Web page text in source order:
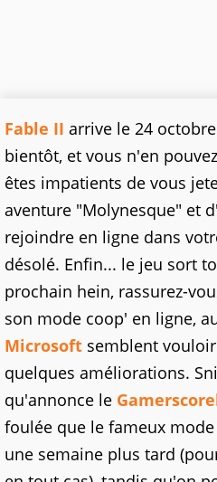
Fable II arrive le 24
bientôt, et vous n'en
êtes impatients de vous
aventure "Molynesque" et
rejoindre en ligne dans
désolé. Enfin... le jeu sort
prochain hein, rassurez-
son mode coop' en ligne,
Microsoft semblent
quelques améliorations.
qu'annonce le
foulée que le fameux
une semaine plus tard